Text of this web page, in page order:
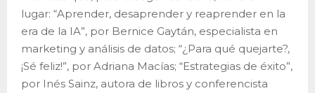
lugar: “Aprender, desaprender y reaprender en la
era de la IA”, por Bernice Gaytán, especialista en
marketing y análisis de datos; “¿Para qué quejarte?,
¡Sé feliz!”, por Adriana Macías; “Estrategias de éxito”,
por Inés Sainz, autora de libros y conferencista